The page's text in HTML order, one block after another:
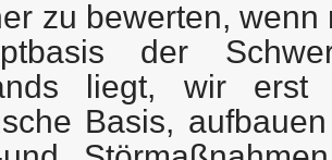
zu bewerten,
der
liegt, wir
Basis,